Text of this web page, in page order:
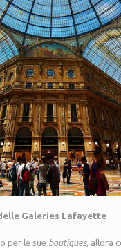
Galeries Lafayette
per le sue boutiques, allora